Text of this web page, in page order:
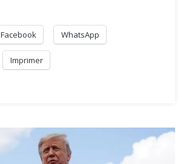
Facebook WhatsApp
Imprimer